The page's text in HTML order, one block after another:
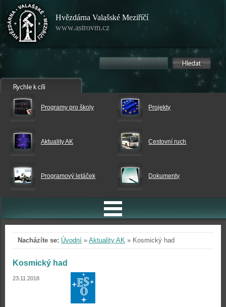
Hvězdárna Valašské Meziříčí
www.astrovm.cz
Programy pro školy Projekty
Aktuality AK Cestovní ruch
Programový letáček Dokumenty
Nacházíte se: Úvodní » Aktuality AK » Kosmický had
Kosmický had
23.11.2018